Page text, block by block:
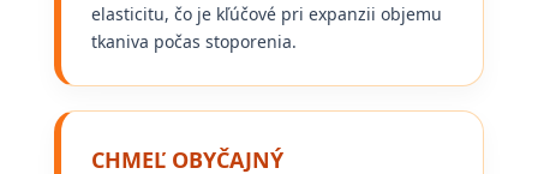
elasticitu, čo je kľúčové pri expanzii objemu
tkaniva počas stoporenia.
CHMEĽ OBYČAJNÝ